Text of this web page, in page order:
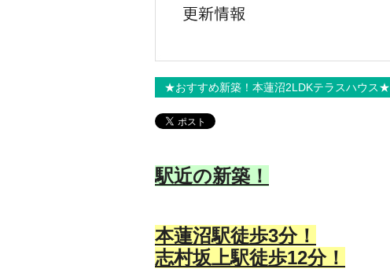
★おすすめ新築！本蓮沼2LDKテラスハウス★
駅近の新築！
本蓮沼駅徒歩3分！
志村坂上駅徒歩12分！